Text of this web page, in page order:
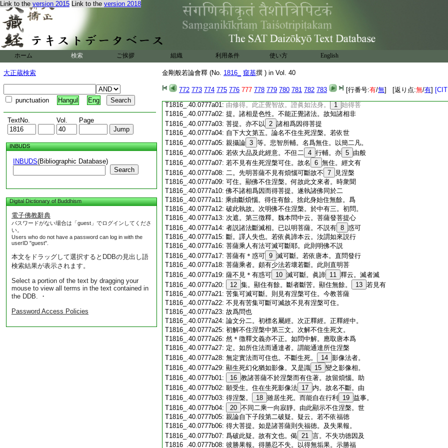
Link to the version 2015 Link to the version 2018
ホーム 検索 ご挨拶 組織 利用条件 使い方 English
大正蔵検索
punctuation Hangul Eng
TextNo. Vol. Page
INBUDS
INBUDS(Bibliographic Database)
Search
Digital Dictionary of Buddhism
電子佛教辭典
パスワードがない場合は「guest」でログインしてくださ
い。
Users who do not have a password can log in with the
userID "guest".
本文をドラッグして選択するとDDBの見出し語
検索結果が表示されます。
Select a portion of the text by dragging your
mouse to view all terms in the text contained in
the DDB. ・
Password Access Policies
金剛般若論會釋 (No. 1816_ 窺基撰 ) in Vol. 40
772 773 774 775 776 777 778 779 780 781 782 783 [行番号:有/無] [返り点:無/有]
T1816_.40.0776c20:不以諸相爲因得菩提。經文有三。初問。次遮。
T1816_.40.0776c21: 後徴＊釋。什魏二本。 39
皆皆闕＊徴釋之文。論
T1816_.40.0776c22:文有二。初牒外難。爲離此 40 著故。下屬經成
41 來意。此中初 42 問。依上義破外疑也。依前卷
論。爲破二疑。一破疑佛諸相即是菩
T1816_.40.0776c25:上論釋此問。明相 44
具足體非菩＊提。二破疑
T1816_.40.0776c27:上論云。亦不以諸相爲因得菩提。前意可解。
T1816_.40.0776c28:
故此不擧。上論釋不以相爲因云。以相是色
T1816_.40.0776c29:性故。菩＊提正覺 47 智即五分法身爲慧身。是
T1816_.40.0777a01: 由修得。此正覺智故。證眞如法身。 1 始得菩
T1816_.40.0777a02: 提。諸相是色性。不能正覺諸法。故知諸相非
T1816_.40.0777a03: 菩提。亦不以 2 諸相爲因得菩提
T1816_.40.0777a04: 自下大文第五。論名不住生死涅槃。若依世
T1816_.40.0777a05: 親攝論 3 等。悲智所輔。名爲無住。以簡二凡。
T1816_.40.0777a06: 若依大品及此經意。不但二 4 行輔。亦 5 由般
T1816_.40.0777a07: 若不見有生死涅槃可住。故名 6 無住。經文有
T1816_.40.0777a08: 二。先明菩薩不見有煩惱可斷故不 7
見涅槃
T1816_.40.0777a09: 可住。顯佛不住涅槃。何故此文來者。時衆聞
T1816_.40.0777a10:佛不諸相爲因而得菩提。遂執諸佛同於二
T1816_.40.0777a11: 乘由斷煩惱。得住有餘。捨此身始住無餘。爲
T1816_.40.0777a12: 破此執故。次明佛不住涅槃。於中有三。初問。
T1816_.40.0777a13: 次遮。第三徴釋。魏本問中云。菩薩發菩提心
T1816_.40.0777a14: 者説諸法斷滅相。已以明菩薩。不説有 8 惑可
T1816_.40.0777a15: 斷。譯人失也。若依眞諦本云。汝謂如來説行
T1816_.40.0777a16: 菩薩乘人有法可滅可斷耶。此則明佛不説
T1816_.40.0777a17: 菩薩有＊惑可 9 滅可斷。若依唐本。直問發行
T1816_.40.0777a18: 菩薩乘者。頗有少法若壞若斷。此則直明菩
T1816_.40.0777a19: 薩不見＊有惑可 10 滅可斷。眞諦 11 釋云。滅者滅
T1816_.40.0777a20:
12 集。顯住有餘。斷者斷苦。顯住無餘。 13 若見有
T1816_.40.0777a21: 苦集可滅可斷。則見有涅槃可住。今教菩薩
T1816_.40.0777a22: 不見有苦集可斷可滅故不見有涅槃可住。
T1816_.40.0777a23: 故爲問也
T1816_.40.0777a24: 論文分二。初標名屬經。次正釋經。正釋經中。
T1816_.40.0777a25: 初解不住涅槃中第三文。次解不住生死文。
T1816_.40.0777a26: 然＊徴釋文義亦不正。如問中解。應取唐本爲
T1816_.40.0777a27: 定。如所住法而通達者。謂能通達所住涅槃
T1816_.40.0777a28: 無定實法而可住也。不斷生死。 14 影像法者。
T1816_.40.0777a29: 顯生死幻化猶如影像。又是識 15 變之影像相。
T1816_.40.0777b01:
16 教諸菩薩不於涅槃而有住著。故留煩惱。助
T1816_.40.0777b02: 願受生。住在生死影像法 17 内。故名不斷。由
T1816_.40.0777b03: 得涅槃。 18 雖居生死。而能自在行利 19 益事。
T1816_.40.0777b04:
20 不同二乘一向寂靜。由此顯示不住涅槃。世
T1816_.40.0777b05: 親論自下子段第二破疑。疑云。若不依福徳
T1816_.40.0777b06: 得大菩提。如是諸菩薩則失福徳。及失果報。
T1816_.40.0777b07: 爲破此疑。故有文也。偈 21 言。不失功徳因及
T1816_.40.0777b08: 彼勝果報。得勝忍不失。以得無垢果。示勝福